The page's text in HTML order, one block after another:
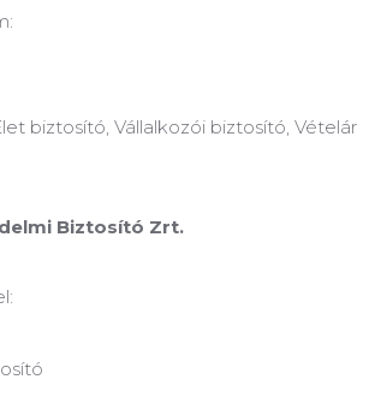
biztosító, Vállalkozói biztosító, Vételár
Biztosító Zrt.